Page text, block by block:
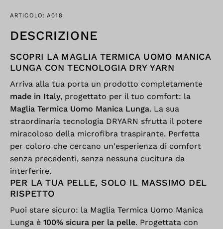
ARTICOLO: A018
DESCRIZIONE
SCOPRI LA MAGLIA TERMICA UOMO MANICA
LUNGA CON TECNOLOGIA DRY YARN
Arriva alla tua porta un prodotto completamente
made in Italy, progettato per il tuo comfort: la
Maglia Termica Uomo Manica Lunga. La sua
straordinaria tecnologia DRYARN sfrutta il potere
miracoloso della microfibra traspirante. Perfetta
per coloro che cercano un'esperienza di comfort
senza precedenti, senza nessuna cucitura da
interferire.
PER LA TUA PELLE, SOLO IL MASSIMO DEL
RISPETTO
Puoi stare sicuro: la Maglia Termica Uomo Manica
Lunga è 100% sicura per la pelle. Progettata con